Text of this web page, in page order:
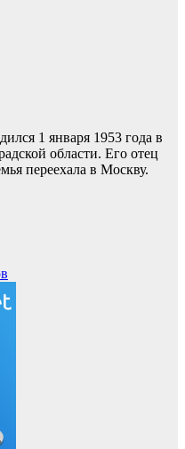
1 января 1953 года в
области. Его отец
переехала в Москву.